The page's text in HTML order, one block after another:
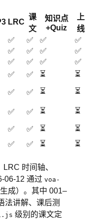
LRC
课
文
知识点
+Quiz
上
线
✅ ✅ ✅
✅
✅ ✅ ✅
✅
✅ ✅ ✅
✅
✅ ✅ ⏳ ⏳
✅ ✅ ⏳ ⏳
✅ ✅ ⏳ ⏳
✅ ✅ ⏳
⏳
✅ ✅ ⏳ ⏳
时间轴、
06-12 通过 voa-
成）。其中 001–
法讲解、课后测
级别的课文定